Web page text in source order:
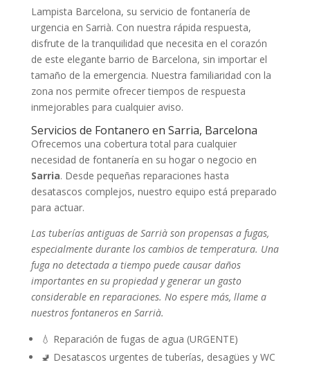
Lampista Barcelona, su servicio de fontanería de
urgencia en Sarrià. Con nuestra rápida respuesta,
disfrute de la tranquilidad que necesita en el corazón
de este elegante barrio de Barcelona, sin importar el
tamaño de la emergencia. Nuestra familiaridad con la
zona nos permite ofrecer tiempos de respuesta
inmejorables para cualquier aviso.
Servicios de Fontanero en Sarria, Barcelona
Ofrecemos una cobertura total para cualquier
necesidad de fontanería en su hogar o negocio en
Sarria. Desde pequeñas reparaciones hasta
desatascos complejos, nuestro equipo está preparado
para actuar.
Las tuberías antiguas de Sarrià son propensas a fugas,
especialmente durante los cambios de temperatura. Una
fuga no detectada a tiempo puede causar daños
importantes en su propiedad y generar un gasto
considerable en reparaciones. No espere más, llame a
nuestros fontaneros en Sarrià.
💧 Reparación de fugas de agua (URGENTE)
🚽 Desatascos urgentes de tuberías, desagües y WC